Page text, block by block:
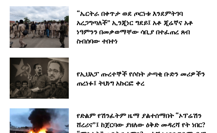
“ኤርትራ በቀጥታ ወደ ጦርነቱ እንደምትገባ
አረጋግጣለች” ኢንጂነር ግደይ፤ አቶ ጂሬኛና አቶ
ነዓምንን በመቃወማቸው ሳቢያ በተፈጠረ ጸብ
ስብሰባው ተበተነ
የኢህአፓ ጡረተኞች የሶስት ታጣቂ ቡድን መሪዎችን
ጠረነፉ፤ ትህነግ አኩርፎ ቀረ
የድልም የሽንፈትም ዜማ ያልተሰማበት “ኦፕሬሽን
ሸረሪና”፤ ከጀርባው ያዘለው ዕቅድ መዳረሻ የት ነበር?